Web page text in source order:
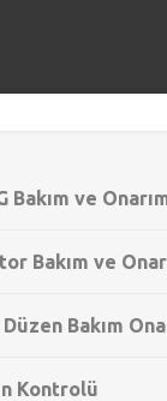
Bakım ve
Bakım ve
Bakım
Kontrolü